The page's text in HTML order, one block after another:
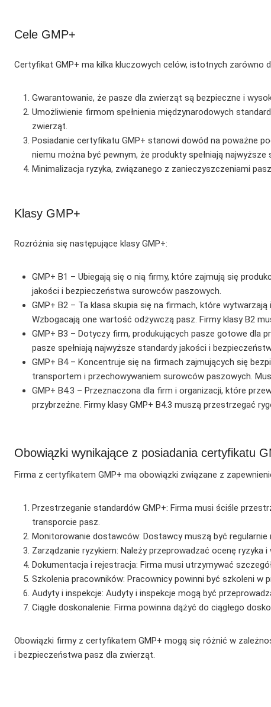
Cele GMP+
Certyfikat GMP+ ma kilka kluczowych celów, istotnych zarówno
Gwarantowanie, że pasze dla zwierząt są bezpieczne i
Umożliwienie firmom spełnienia międzynarodowych
zwierząt.
Posiadanie certyfikatu GMP+ stanowi dowód na poważne
niemu można być pewnym, że produkty spełniają najwyższe
Minimalizacja ryzyka, związanego z zanieczyszczeniami
Klasy GMP+
Rozróżnia się następujące klasy GMP+:
GMP+ B1 – Ubiegają się o nią firmy, które zajmują się
jakości i bezpieczeństwa surowców paszowych.
GMP+ B2 – Ta klasa skupia się na firmach, które
Wzbogacają one wartość odżywczą pasz. Firmy klasy B2
GMP+ B3 – Dotyczy firm, produkujących pasze gotowe dla
pasze spełniają najwyższe standardy jakości i
GMP+ B4 – Koncentruje się na firmach zajmujących się
transportem i przechowywaniem surowców paszowych.
GMP+ B4.3 – Przeznaczona dla firm i organizacji, które
przybrzeżne. Firmy klasy GMP+ B4.3 muszą przestrzegać
Obowiązki wynikające z posiadania certyfikatu
Firma z certyfikatem GMP+ ma obowiązki związane z
Przestrzeganie standardów GMP+: Firma musi ściśle
transporcie pasz.
Monitorowanie dostawców: Dostawcy muszą być
Zarządzanie ryzykiem: Należy przeprowadzać ocenę
Dokumentacja i rejestracja: Firma musi utrzymywać
Szkolenia pracowników: Pracownicy powinni być szkoleni
Audyty i inspekcje: Audyty i inspekcje mogą być
Ciągłe doskonalenie: Firma powinna dążyć do ciągłego
Obowiązki firmy z certyfikatem GMP+ mogą się różnić w
i bezpieczeństwa pasz dla zwierząt.